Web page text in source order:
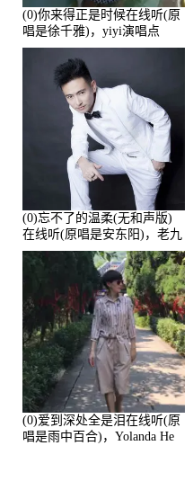
(0)你来得正是时候在线听(原
唱是徐千雅)，yiyi演唱点
播:21991次
(0)忘不了的温柔(无和声版)
在线听(原唱是安东阳)，老九
演唱点播:17392次
(0)爱到深处全是泪在线听(原
唱是雨中百合)，Yolanda He